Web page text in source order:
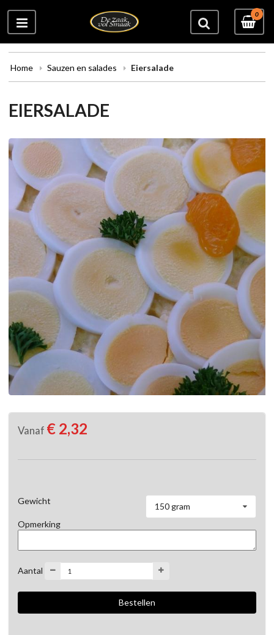
0
Home Sauzen en salades Eiersalade
EIERSALADE
Vanaf € 2,32
Gewicht
150 gram
Opmerking
Aantal